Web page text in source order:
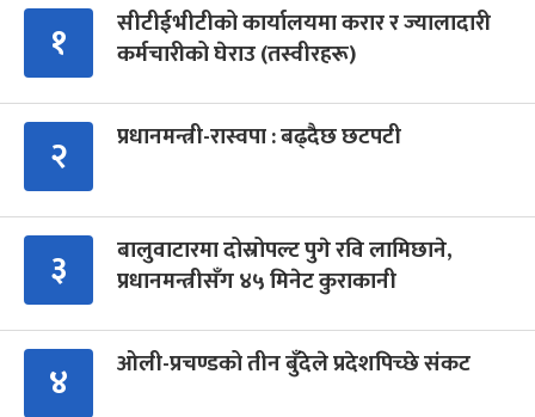
१
सीटीईभीटीको कार्यालयमा करार र ज्यालादारी
कर्मचारीको घेराउ (तस्वीरहरू)
२ प्रधानमन्त्री-रास्वपा : बढ्दैछ छटपटी
३
बालुवाटारमा दोस्रोपल्ट पुगे रवि लामिछाने,
प्रधानमन्त्रीसँग ४५ मिनेट कुराकानी
४ ओली-प्रचण्डको तीन बुँदेले प्रदेशपिच्छे संकट